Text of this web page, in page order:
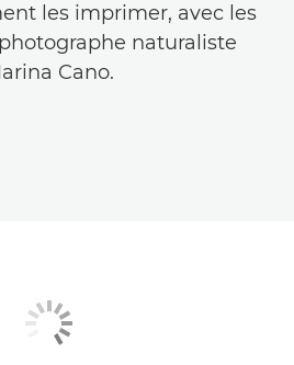
les imprimer, avec les
naturaliste
Cano.